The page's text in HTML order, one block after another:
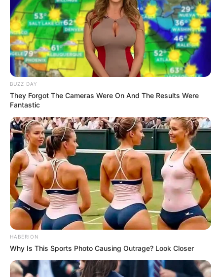
BUZZ DAY
They Forgot The Cameras Were On And The Results Were
Fantastic
HABERION
Why Is This Sports Photo Causing Outrage? Look Closer